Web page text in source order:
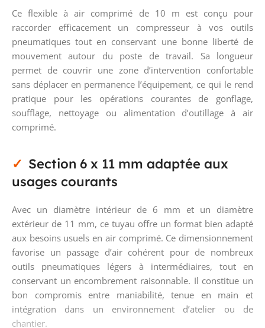
Ce flexible à air comprimé de 10 m est conçu pour
raccorder efficacement un compresseur à vos outils
pneumatiques tout en conservant une bonne liberté de
mouvement autour du poste de travail. Sa longueur
permet de couvrir une zone d’intervention confortable
sans déplacer en permanence l’équipement, ce qui le rend
pratique pour les opérations courantes de gonflage,
soufflage, nettoyage ou alimentation d’outillage à air
comprimé.
Section 6 x 11 mm adaptée aux
usages courants
Avec un diamètre intérieur de 6 mm et un diamètre
extérieur de 11 mm, ce tuyau offre un format bien adapté
aux besoins usuels en air comprimé. Ce dimensionnement
favorise un passage d’air cohérent pour de nombreux
outils pneumatiques légers à intermédiaires, tout en
conservant un encombrement raisonnable. Il constitue un
bon compromis entre maniabilité, tenue en main et
intégration dans un environnement d’atelier ou de
chantier.